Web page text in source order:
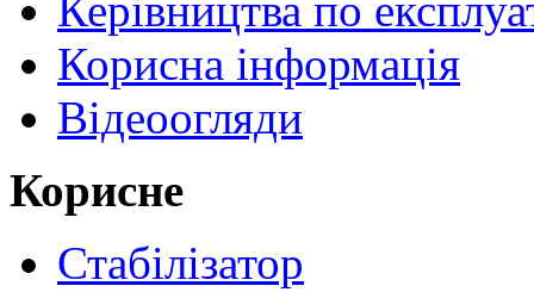
Корисна інформація
Відеоогляди
Корисне
Стабілізатор